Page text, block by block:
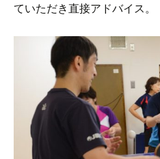
ていただき直接アドバイス。